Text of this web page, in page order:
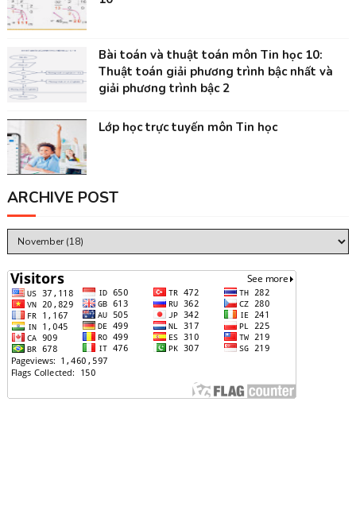
Bài toán và thuật toán môn Tin học 10:
Thuật toán giải phương trình bậc nhất và
giải phương trình bậc 2
Lớp học trực tuyến môn Tin học
ARCHIVE POST